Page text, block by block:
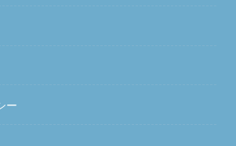
ー